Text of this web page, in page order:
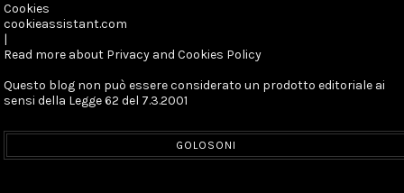
Cookies
cookieassistant.com
|
Read more about Privacy and Cookies Policy
Questo blog non può essere considerato un prodotto editoriale ai
sensi della Legge 62 del 7.3.2001
GOLOSONI